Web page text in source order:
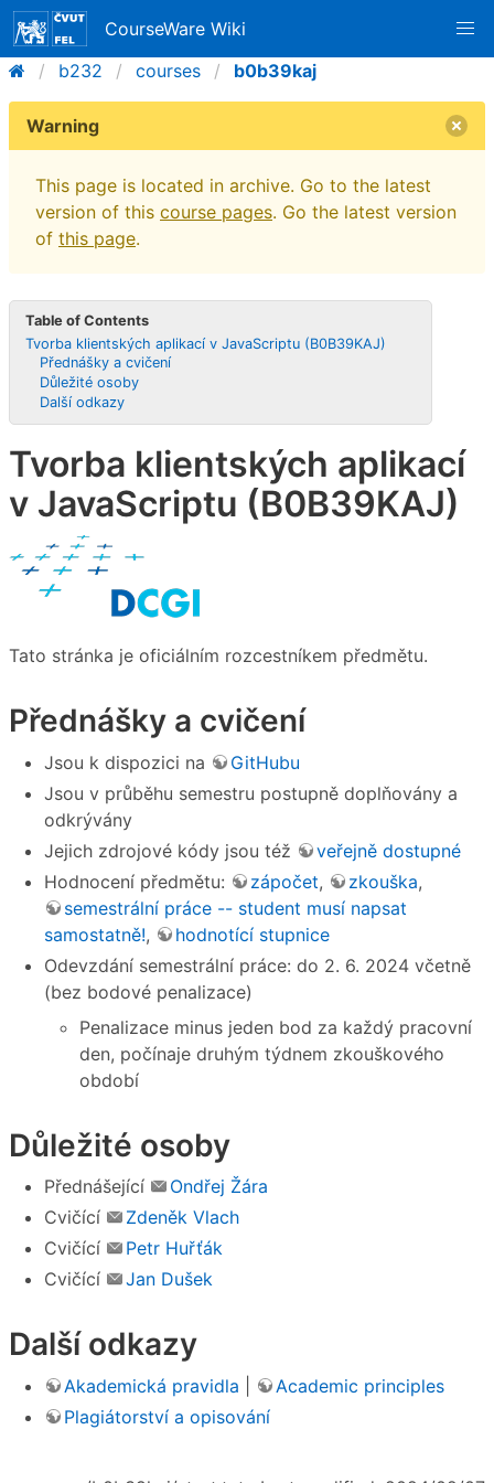
CourseWare Wiki
b232
courses b0b39kaj
Warning
This page is located in archive. Go to the latest
version of this course pages. Go the latest version
of this page.
Table of Contents
Tvorba klientských aplikací v JavaScriptu (B0B39KAJ)
Přednášky a cvičení
Důležité osoby
Další odkazy
Tvorba klientských aplikací
v JavaScriptu (B0B39KAJ)
Tato stránka je oficiálním rozcestníkem předmětu.
Přednášky a cvičení
Jsou k dispozici na
GitHubu
Jsou v průběhu semestru postupně doplňovány a
odkrývány
Jejich zdrojové kódy jsou též
veřejně dostupné
Hodnocení předmětu:
zápočet, zkouška,
semestrální práce -- student musí napsat
samostatně!,
hodnotící stupnice
Odevzdání semestrální práce: do 2. 6. 2024 včetně
(bez bodové penalizace)
Penalizace minus jeden bod za každý pracovní
den, počínaje druhým týdnem zkouškového
období
Důležité osoby
Přednášející
Ondřej Žára
Cvičící
Zdeněk Vlach
Cvičící
Petr Huřťák
Cvičící
Jan Dušek
Další odkazy
Akademická pravidla
Academic principles
Plagiátorství a opisování